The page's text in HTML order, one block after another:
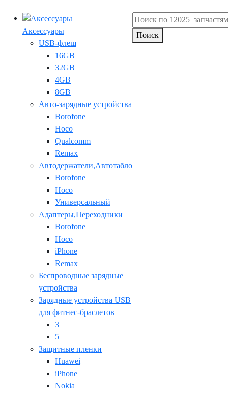
Аксессуары
USB-флеш
16GB
32GB
4GB
8GB
Авто-зарядные устройства
Borofone
Hoco
Qualcomm
Remax
Автодержатели,Автотабло
Borofone
Hoco
Универсальный
Адаптеры,Переходники
Borofone
Hoco
iPhone
Remax
Беспроводные зарядные
устройства
Зарядные устройства USB
для фитнес-браслетов
3
5
Защитные пленки
Huawei
iPhone
Nokia
Поиск